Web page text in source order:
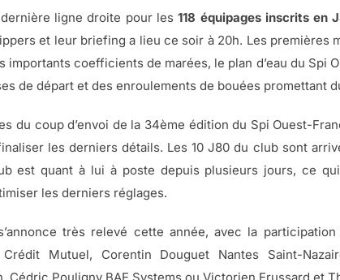
dernière ligne droite pour les 118 équipages inscrits en
et leur briefing a lieu ce soir à 20h. Les premières
importants coefficients de marées, le plan d’eau du Spi
de départ et des enroulements de bouées promettant
du coup d’envoi de la 34ème édition du Spi Ouest-
les derniers détails. Les 10 J80 du club sont
est quant à lui à poste depuis plusieurs jours, ce
les derniers réglages.
très relevé cette année, avec la
Mutuel, Corentin Douguet Nantes Saint-